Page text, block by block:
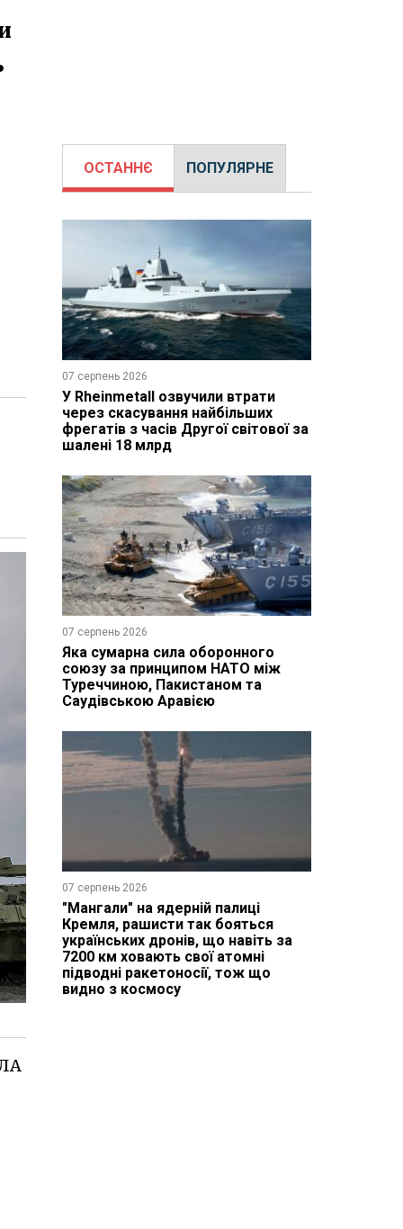
ОСТАННЄ ПОПУЛЯРНЕ
07 серпень 2026
У Rheinmetall озвучили втрати
через скасування найбільших
фрегатів з часів Другої світової за
шалені 18 млрд
07 серпень 2026
Яка сумарна сила оборонного
союзу за принципом НАТО між
Туреччиною, Пакистаном та
Саудівською Аравією
07 серпень 2026
"Мангали" на ядерній палиці
Кремля, рашисти так бояться
українських дронів, що навіть за
7200 км ховають свої атомні
підводні ракетоносії, тож що
видно з космосу